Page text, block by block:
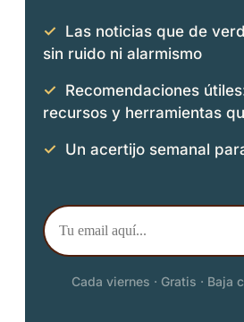
✓ Las noticias que de
sin ruido ni alarmismo
✓ Recomendaciones
recursos y herramientas
✓ Un acertijo semanal
Cada viernes · Gratis · Baja